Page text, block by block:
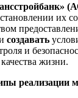
их
создавать
и
жизни.
реализации